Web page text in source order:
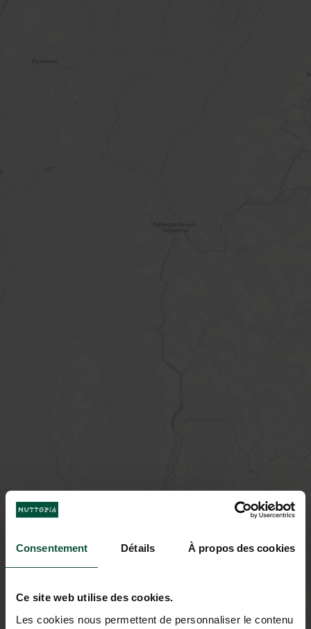
Consentement Détails À propos des cookies
Ce site web utilise des cookies.
Les cookies nous permettent de personnaliser le contenu